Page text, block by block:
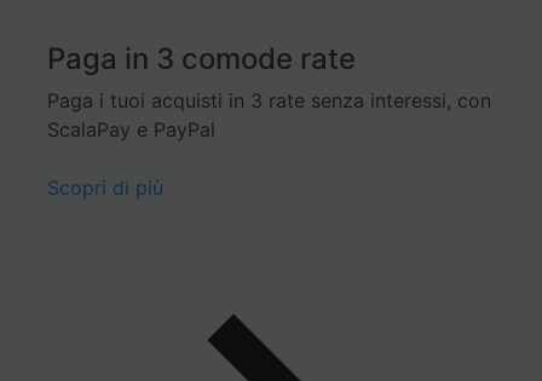
Paga in 3 comode rate
Paga i tuoi acquisti in 3 rate senza interessi, con
ScalaPay e PayPal
Scopri di più